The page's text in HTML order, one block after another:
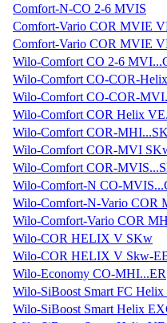
Comfort-N-CO 2-6 MVIS
Comfort-Vario COR MVIE
Comfort-Vario COR MVIE
Wilo-Comfort CO 2-6
Wilo-Comfort CO-COR-
Wilo-Comfort CO-COR-
Wilo-Comfort COR Helix
Wilo-Comfort COR-
Wilo-Comfort COR-MVI
Wilo-Comfort COR-
Wilo-Comfort-N CO-
Wilo-Comfort-N-Vario COR
Wilo-Comfort-Vario COR
Wilo-COR HELIX V SKw
Wilo-COR HELIX V Skw-
Wilo-Economy CO-MHI...ER
Wilo-SiBoost Smart FC
Wilo-SiBoost Smart Helix